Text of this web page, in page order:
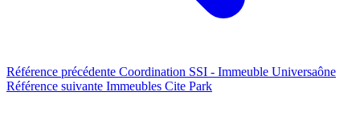
Référence précédente Coordination SSI - Immeuble Universaône
Référence suivante Immeubles Cite Park